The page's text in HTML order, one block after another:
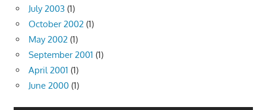
July 2003 (1)
October 2002 (1)
May 2002 (1)
September 2001 (1)
April 2001 (1)
June 2000 (1)